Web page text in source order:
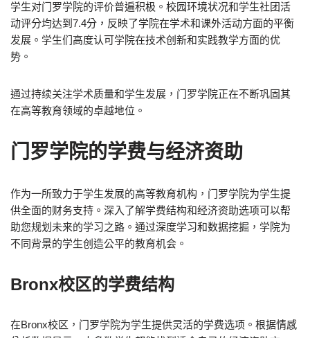
学生对门罗学院的评价普遍积极。校园环境状况和学生社团活
动评分均达到7.4分，反映了学院在学术和课外活动方面的平衡
发展。学生们高度认可学院在技术创新和实践教学方面的优
势。
通过持续关注学术质量和学生发展，门罗学院正在不断巩固其
在高等教育领域的卓越地位。
门罗学院的学费与经济资助
作为一所致力于学生发展的高等教育机构，门罗学院为学生提
供全面的财务支持。深入了解学费结构和经济资助选项可以帮
助您规划未来的学习之路。通过深度学习和数据挖掘，学院为
不同背景的学生创造公平的教育机会。
Bronx校区的学费结构
在Bronx校区，门罗学院为学生提供灵活的学费选项。根据情感